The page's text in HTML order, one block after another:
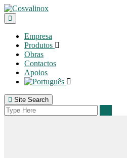
Empresa
Produtos
Obras
Contactos
Apoios
Site Search